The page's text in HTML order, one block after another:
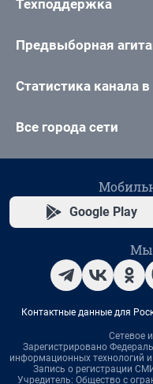
Техподдержка
Предвыборная
Статистика канала в
Все города сети
Google Play
Мы
Контактные данные для
Сетевое
Зарегистрировано
информационных технологий
Запись о регистрации
Учредитель: Общество с